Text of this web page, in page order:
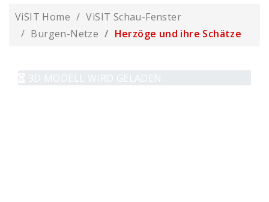
ViSIT Home
ViSIT Schau-Fenster
Burgen-Netze
Herzöge und ihre Schätze